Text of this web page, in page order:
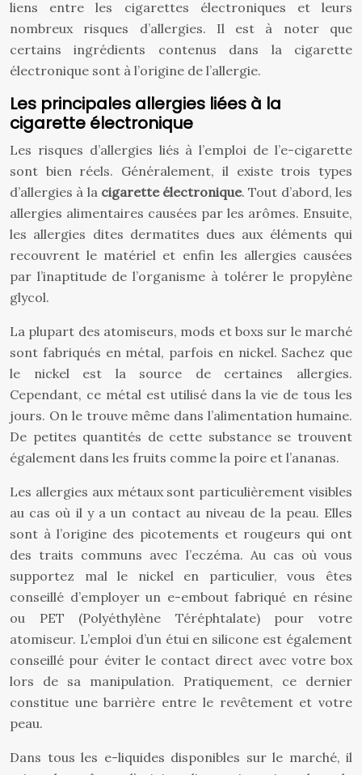
liens entre les cigarettes électroniques et leurs
nombreux risques d’allergies. Il est à noter que
certains ingrédients contenus dans la cigarette
électronique sont à l’origine de l’allergie.
Les principales allergies liées à la
cigarette électronique
Les risques d’allergies liés à l’emploi de l’e-cigarette
sont bien réels. Généralement, il existe trois types
d’allergies à la cigarette électronique. Tout d’abord, les
allergies alimentaires causées par les arômes. Ensuite,
les allergies dites dermatites dues aux éléments qui
recouvrent le matériel et enfin les allergies causées
par l’inaptitude de l’organisme à tolérer le propylène
glycol.
La plupart des atomiseurs, mods et boxs sur le marché
sont fabriqués en métal, parfois en nickel. Sachez que
le nickel est la source de certaines allergies.
Cependant, ce métal est utilisé dans la vie de tous les
jours. On le trouve même dans l’alimentation humaine.
De petites quantités de cette substance se trouvent
également dans les fruits comme la poire et l’ananas.
Les allergies aux métaux sont particulièrement visibles
au cas où il y a un contact au niveau de la peau. Elles
sont à l’origine des picotements et rougeurs qui ont
des traits communs avec l’eczéma. Au cas où vous
supportez mal le nickel en particulier, vous êtes
conseillé d’employer un e-embout fabriqué en résine
ou PET (Polyéthylène Téréphtalate) pour votre
atomiseur. L’emploi d’un étui en silicone est également
conseillé pour éviter le contact direct avec votre box
lors de sa manipulation. Pratiquement, ce dernier
constitue une barrière entre le revêtement et votre
peau.
Dans tous les e-liquides disponibles sur le marché, il